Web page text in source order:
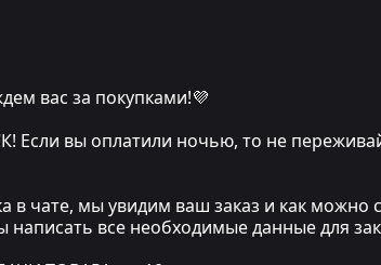
вас за покупками!💜
Если вы оплатили ночью, то не
в чате, мы увидим ваш заказ и как
написать все необходимые данные для